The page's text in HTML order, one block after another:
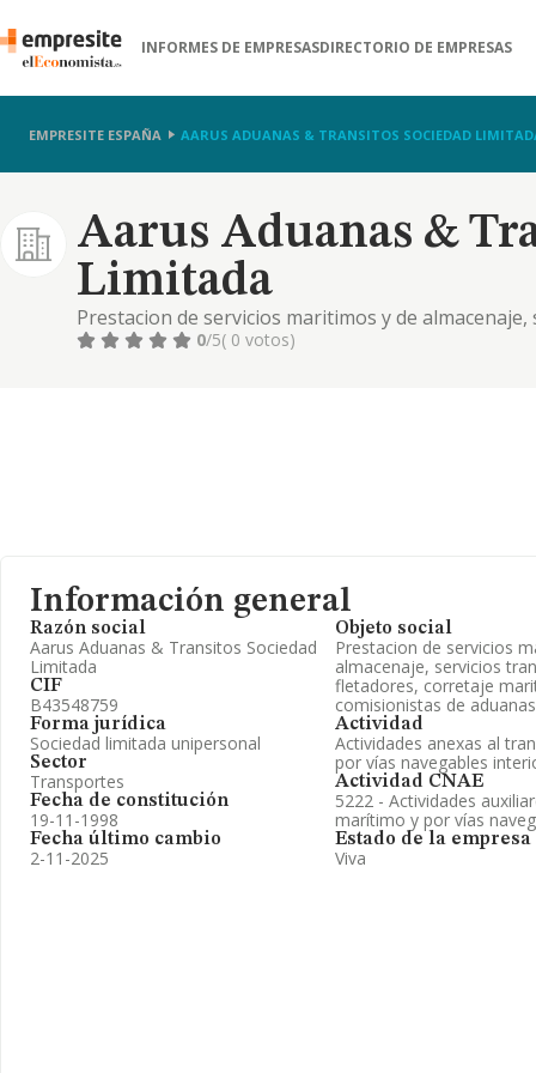
INFORMES DE EMPRESASDIRECTORIO DE EMPRESAS
EMPRESITE ESPAÑA AARUS ADUANAS & TRANSITOS SOCIEDAD
Aarus Aduanas &
Limitada
Prestacion de servicios maritimos y de
maritimo y comisionistas de aduanas.
0/5( 0 votos)
Información general
Razón social
Aarus Aduanas & Transitos Sociedad
Limitada
CIF
B43548759
Forma jurídica
Sociedad limitada unipersonal
Sector
Transportes
Fecha de constitución
19-11-1998
Fecha último cambio
2-11-2025
Objeto social
Prestacion de servicios
almacenaje, servicios
fletadores, corretaje
comisionistas de
Actividad
Actividades anexas al
por vías navegables
Actividad CNAE
5222 - Actividades
marítimo y por vías
Estado de la empresa
Viva